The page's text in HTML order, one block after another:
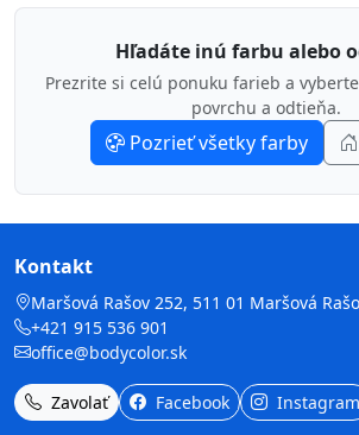
Hľadáte inú farbu alebo
Prezrite si celú ponuku farieb a
povrchu a odtieňa.
Pozrieť všetky farby
Kontakt
Maršová Rašov 252, 511 01 Maršová
+421 915 536 901
office@bodycolor.sk
Zavolať Facebook Instagram